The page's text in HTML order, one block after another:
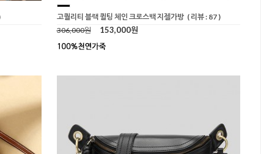
고퀄리티 블랙 퀼팅 체인 크로스백 지젤가방 ( 리뷰 : 87 )
306,000원
153,000원